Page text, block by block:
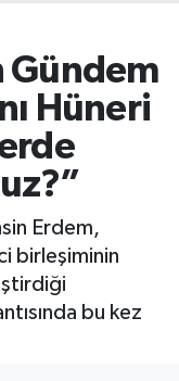
Gündem
Hüneri
Erdem,
birleşiminin
bu kez